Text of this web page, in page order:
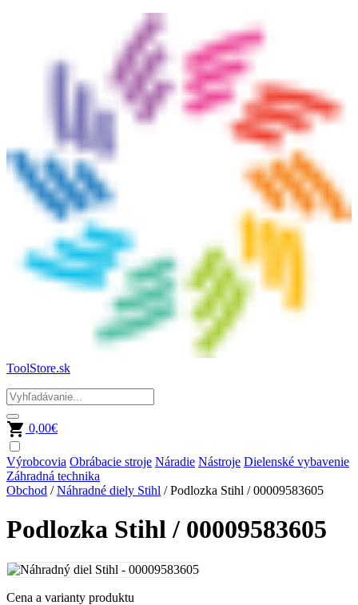
ToolStore.sk
0,00€
Výrobcovia Obrábacie stroje Náradie Nástroje Dielenské vybavenie
Záhradná technika
Obchod /Náhradné diely Stihl / Podlozka Stihl / 00009583605
Podlozka Stihl / 00009583605
Cena a varianty produktu